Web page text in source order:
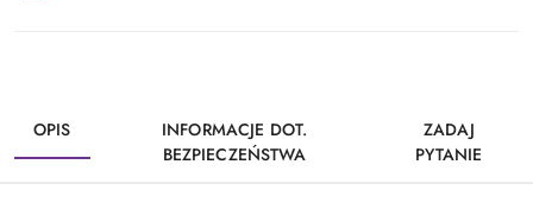
OPIS
INFORMACJE DOT.
BEZPIECZEŃSTWA
ZADAJ
PYTANIE